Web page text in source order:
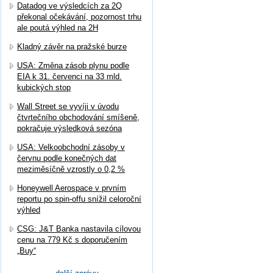
Datadog ve výsledcích za 2Q
překonal očekávání, pozornost trhu
ale poutá výhled na 2H
Kladný závěr na pražské burze
USA: Změna zásob plynu podle
EIA k 31. červenci na 33 mld.
kubických stop
Wall Street se vyvíji v úvodu
čtvrtečního obchodování smíšeně,
pokračuje výsledková sezóna
USA: Velkoobchodní zásoby v
červnu podle konečných dat
meziměsíčně vzrostly o 0,2 %
Honeywell Aerospace v prvním
reportu po spin-offu snížil celoroční
výhled
CSG: J&T Banka nastavila cílovou
cenu na 779 Kč s doporučením
„Buy“